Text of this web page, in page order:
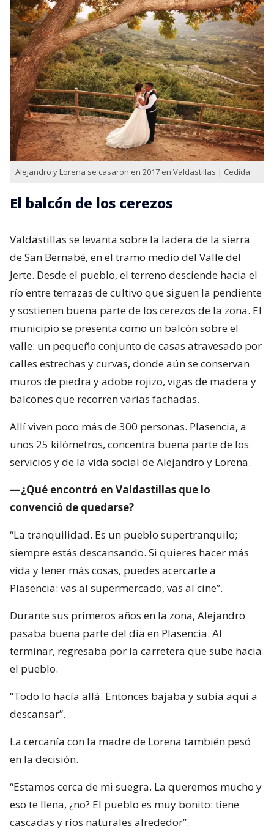
Alejandro y Lorena se casaron en 2017 en Valdastillas | Cedida
El balcón de los cerezos
Valdastillas se levanta sobre la ladera de la sierra
de San Bernabé, en el tramo medio del Valle del
Jerte. Desde el pueblo, el terreno desciende hacia el
río entre terrazas de cultivo que siguen la pendiente
y sostienen buena parte de los cerezos de la zona. El
municipio se presenta como un balcón sobre el
valle: un pequeño conjunto de casas atravesado por
calles estrechas y curvas, donde aún se conservan
muros de piedra y adobe rojizo, vigas de madera y
balcones que recorren varias fachadas.
Allí viven poco más de 300 personas. Plasencia, a
unos 25 kilómetros, concentra buena parte de los
servicios y de la vida social de Alejandro y Lorena.
—¿Qué encontró en Valdastillas que lo
convenció de quedarse?
“La tranquilidad. Es un pueblo supertranquilo;
siempre estás descansando. Si quieres hacer más
vida y tener más cosas, puedes acercarte a
Plasencia: vas al supermercado, vas al cine”.
Durante sus primeros años en la zona, Alejandro
pasaba buena parte del día en Plasencia. Al
terminar, regresaba por la carretera que sube hacia
el pueblo.
“Todo lo hacía allá. Entonces bajaba y subía aquí a
descansar”.
La cercanía con la madre de Lorena también pesó
en la decisión.
“Estamos cerca de mi suegra. La queremos mucho y
eso te llena, ¿no? El pueblo es muy bonito: tiene
cascadas y ríos naturales alrededor”.